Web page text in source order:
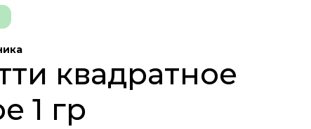
квадратное
1 гр